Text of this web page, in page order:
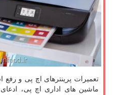
تعمیرات پرینترهای اچ پی و
ماشین های اداری اچ پی،